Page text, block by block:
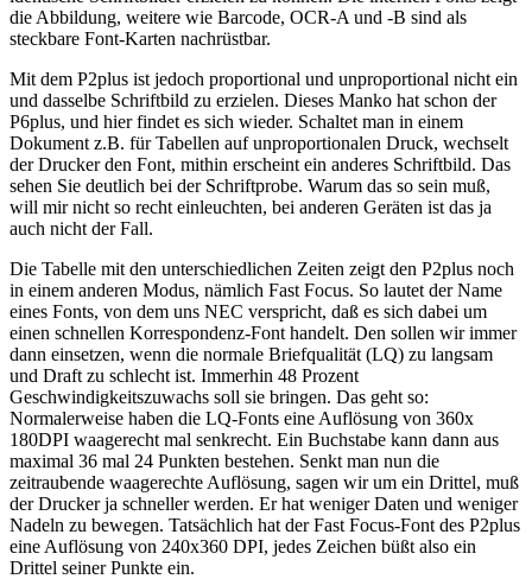
die Abbildung, weitere wie Barcode, OCR-A und -B sind als
steckbare Font-Karten nachrüstbar.
Mit dem P2plus ist jedoch proportional und unproportional nicht ein
und dasselbe Schriftbild zu erzielen. Dieses Manko hat schon der
P6plus, und hier findet es sich wieder. Schaltet man in einem
Dokument z.B. für Tabellen auf unproportionalen Druck, wechselt
der Drucker den Font, mithin erscheint ein anderes Schriftbild. Das
sehen Sie deutlich bei der Schriftprobe. Warum das so sein muß,
will mir nicht so recht einleuchten, bei anderen Geräten ist das ja
auch nicht der Fall.
Die Tabelle mit den unterschiedlichen Zeiten zeigt den P2plus noch
in einem anderen Modus, nämlich Fast Focus. So lautet der Name
eines Fonts, von dem uns NEC verspricht, daß es sich dabei um
einen schnellen Korrespondenz-Font handelt. Den sollen wir immer
dann einsetzen, wenn die normale Briefqualität (LQ) zu langsam
und Draft zu schlecht ist. Immerhin 48 Prozent
Geschwindigkeitszuwachs soll sie bringen. Das geht so:
Normalerweise haben die LQ-Fonts eine Auflösung von 360x
180DPI waagerecht mal senkrecht. Ein Buchstabe kann dann aus
maximal 36 mal 24 Punkten bestehen. Senkt man nun die
zeitraubende waagerechte Auflösung, sagen wir um ein Drittel, muß
der Drucker ja schneller werden. Er hat weniger Daten und weniger
Nadeln zu bewegen. Tatsächlich hat der Fast Focus-Font des P2plus
eine Auflösung von 240x360 DPI, jedes Zeichen büßt also ein
Drittel seiner Punkte ein.